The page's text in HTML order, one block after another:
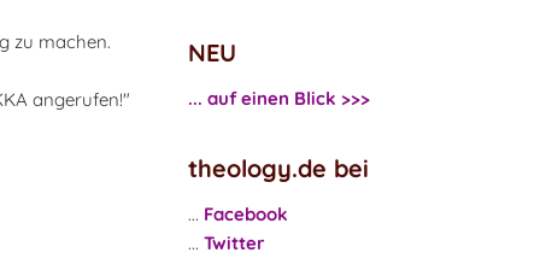
zu machen.
angerufen!"
NEU
... auf einen Blick >>>
theology.de bei
... Facebook
... Twitter